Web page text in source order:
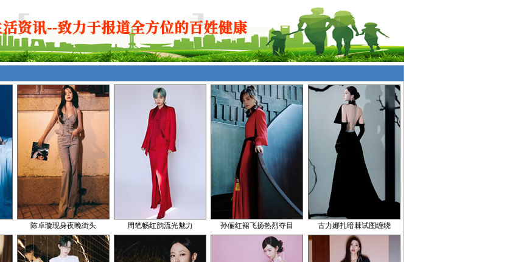
陈卓璇现身夜晚街头 周笔畅红韵流光魅力 孙俪红裙飞扬热烈夺目 古力娜扎暗棘试图缠绕